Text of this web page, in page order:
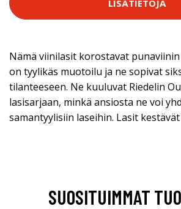
LISÄTIETOJA
Nämä viinilasit korostavat punaviinin
on tyylikäs muotoilu ja ne sopivat
tilanteeseen. Ne kuuluvat Riedelin
lasisarjaan, minkä ansiosta ne voi
samantyylisiin laseihin. Lasit
SUOSITUIMMAT